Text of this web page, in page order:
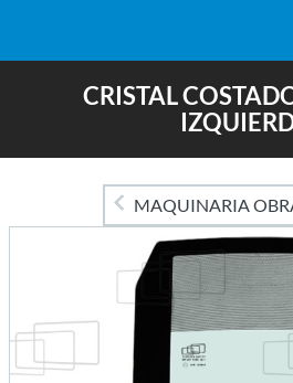
CRISTAL
MAQUINARIA